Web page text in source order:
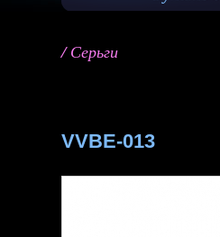
/ Серьги
VVBE-013